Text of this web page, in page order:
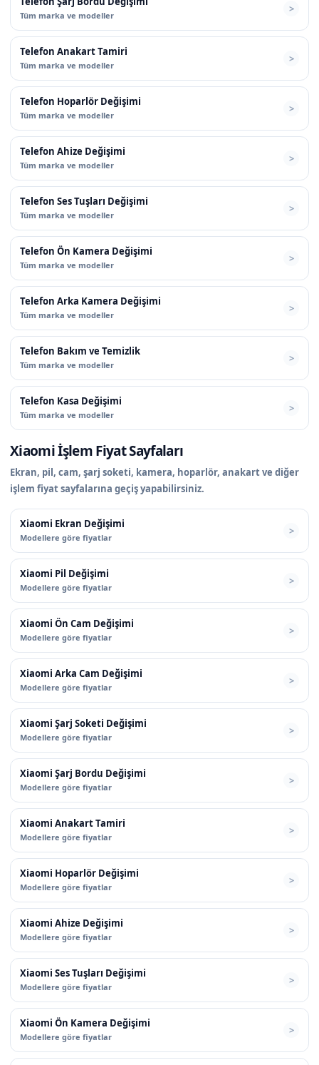
Tüm marka ve modeller
Telefon Anakart Tamiri
Tüm marka ve modeller
Telefon Hoparlör Değişimi
Tüm marka ve modeller
Telefon Ahize Değişimi
Tüm marka ve modeller
Telefon Ses Tuşları Değişimi
Tüm marka ve modeller
Telefon Ön Kamera Değişimi
Tüm marka ve modeller
Telefon Arka Kamera Değişimi
Tüm marka ve modeller
Telefon Bakım ve Temizlik
Tüm marka ve modeller
Telefon Kasa Değişimi
Tüm marka ve modeller
Xiaomi İşlem Fiyat Sayfaları
Ekran, pil, cam, şarj soketi, kamera, hoparlör, anakart ve diğer
işlem fiyat sayfalarına geçiş yapabilirsiniz.
Xiaomi Ekran Değişimi
Modellere göre fiyatlar
Xiaomi Pil Değişimi
Modellere göre fiyatlar
Xiaomi Ön Cam Değişimi
Modellere göre fiyatlar
Xiaomi Arka Cam Değişimi
Modellere göre fiyatlar
Xiaomi Şarj Soketi Değişimi
Modellere göre fiyatlar
Xiaomi Şarj Bordu Değişimi
Modellere göre fiyatlar
Xiaomi Anakart Tamiri
Modellere göre fiyatlar
Xiaomi Hoparlör Değişimi
Modellere göre fiyatlar
Xiaomi Ahize Değişimi
Modellere göre fiyatlar
Xiaomi Ses Tuşları Değişimi
Modellere göre fiyatlar
Xiaomi Ön Kamera Değişimi
Modellere göre fiyatlar